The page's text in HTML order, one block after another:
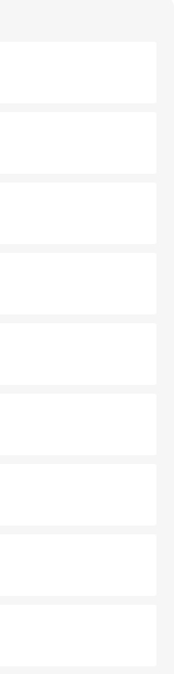
る外せないスポット